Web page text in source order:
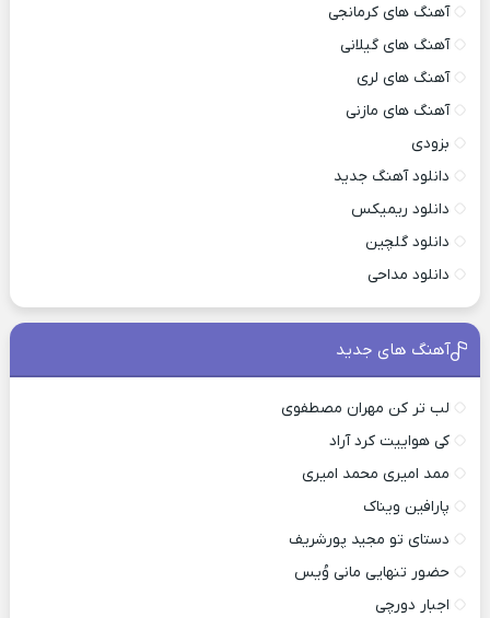
آهنگ های کرمانجی
آهنگ های گیلانی
آهنگ های لری
آهنگ های مازنی
بزودی
دانلود آهنگ جدید
دانلود ریمیکس
دانلود گلچین
دانلود مداحی
آهنگ های جدید
لب تر کن مهران مصطفوی
کی هواییت کرد آراد
ممد امیری محمد امیری
پارافین ویناک
دستای تو مجید پورشریف
حضور تنهایی مانی وُیس
اجبار دورچی